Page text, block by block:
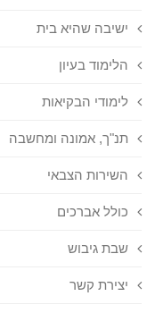
ישיבה שהיא בית
הלימוד בעיון
לימודי הבקיאות
תנ"ך, אמונה ומחשבה
השירות הצבאי
כולל אברכים
שבת גיבוש
יצירת קשר